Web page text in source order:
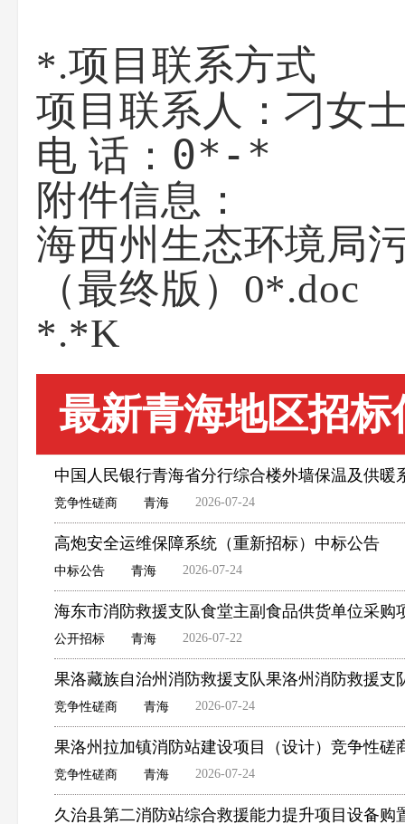
*.项目联系方式
项目联系人：刁女
电 话： 0*-*
附件信息：
海西州生态环境局
（最终版）0*.doc
*.*K
最新青海地区招标
中国人民银行青海省分行综合楼外墙保温及供暖
竞争性磋商 青海 2026-07-24
高炮安全运维保障系统（重新招标）中标公告
中标公告 青海 2026-07-24
海东市消防救援支队食堂主副食品供货单位采购
公开招标 青海 2026-07-22
果洛藏族自治州消防救援支队果洛州消防救援
竞争性磋商 青海 2026-07-24
果洛州拉加镇消防站建设项目（设计）竞争性磋
竞争性磋商 青海 2026-07-24
久治县第二消防站综合救援能力提升项目设备购